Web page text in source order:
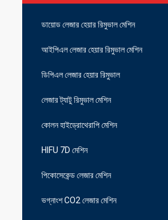
ডায়োড লেজার হেয়ার রিমুভাল মেশিন
আইপিএল লেজার হেয়ার রিমুভাল মেশিন
ডিপিএল লেজার হেয়ার রিমুভাল
লেজার ট্যাটু রিমুভাল মেশিন
কোলন হাইড্রোথেরাপি মেশিন
HIFU 7D মেশিন
পিকোসেকেন্ড লেজার মেশিন
ভগ্নাংশ CO2 লেজার মেশিন